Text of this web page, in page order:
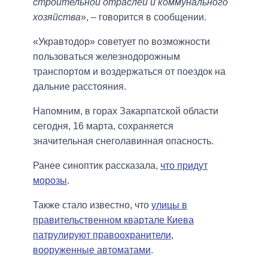
строительной отраслей и коммунального
хозяйства», – говорится в сообщении.
«Укравтодор» советует по возможности
пользоваться железнодорожным
транспортом и воздержаться от поездок на
дальние расстояния.
Напомним, в горах Закарпатской области
сегодня, 16 марта, сохраняется
значительная снеголавинная опасность.
Ранее синоптик рассказала, что придут
морозы.
Также стало известно, что улицы в
правительственном квартале Киева
патрулируют правоохранители,
вооруженные автоматами.